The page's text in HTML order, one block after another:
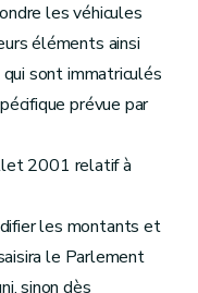
les véhicules
éléments ainsi
sont immatriculés
prévue par
2001 relatif à
les montants et
le Parlement
sinon dès